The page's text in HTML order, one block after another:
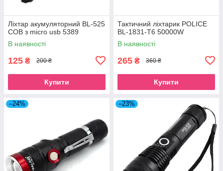
Ліхтар акумуляторний BL-525
COB з micro usb 5389
В наявності
125 ₴ 200 ₴
Купити
Тактичний ліхтарик POLICE
BL-1831-T6 50000W
В наявності
265 ₴ 360 ₴
Купити
–24% –23%